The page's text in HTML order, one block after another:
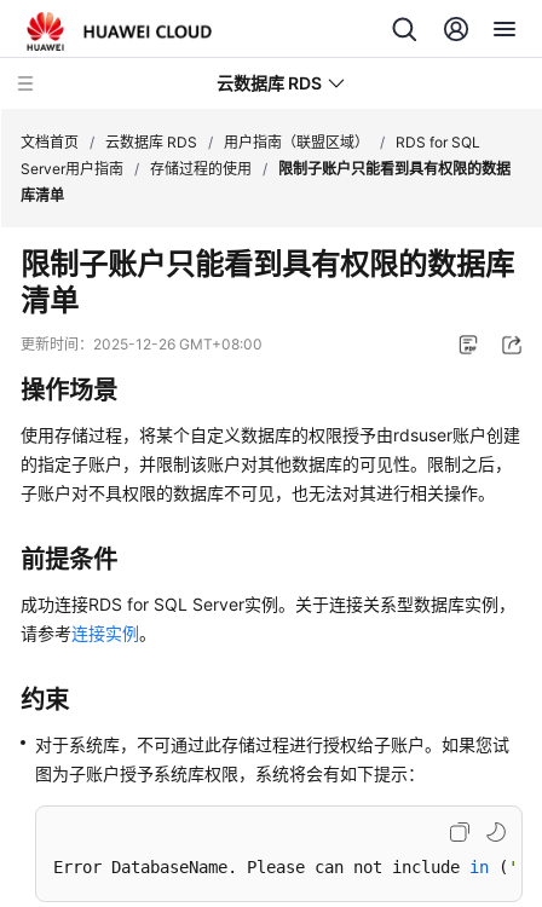
云数据库 RDS
产
品
介
费
说
明
快
入
门
内
核
介
绍
指
南
文档首页 / 云数据库 RDS / 用户指南（联盟区域） /
RDS for SQL
Server用户指南 / 存储过程的使用 /
限制子账户只能看到具有权限的数据
库清单
限制子账户只能看到具有权限的数据库
清单
更新时间： 2025-12-26 GMT+08:00
操作场景
使用存储过程，将某个自定义数据库的权限授予由rdsuser账户创建
的指定子账户，并限制该账户对其他数据库的可见性。限制之后，
子账户对不具权限的数据库不可见，也无法对其进行相关操作。
前提条件
成功连接RDS for SQL Server实例。关于连接关系型数据库实例，
请参考连接实例。
约束
对于系统库，不可通过此存储过程进行授权给子账户。如果您试
图为子账户授予系统库权限，系统将会有如下提示：
Error DatabaseName. Please can not include in (